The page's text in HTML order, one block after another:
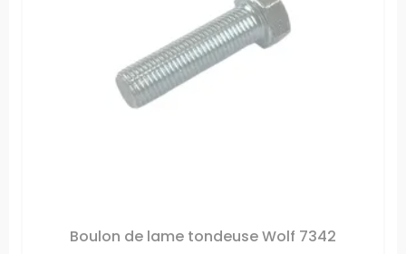
Boulon de lame tondeuse Wolf 7342